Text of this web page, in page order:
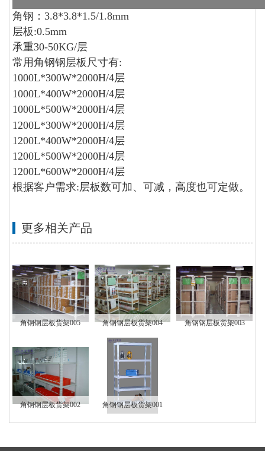
角钢：3.8*3.8*1.5/1.8mm
层板:0.5mm
承重30-50KG/层
常用角钢钢层板尺寸有:
1000L*300W*2000H/4层
1000L*400W*2000H/4层
1000L*500W*2000H/4层
1200L*300W*2000H/4层
1200L*400W*2000H/4层
1200L*500W*2000H/4层
1200L*600W*2000H/4层
根据客户需求:层板数可加、可减，高度也可定做。
更多相关产品
角钢钢层板货架005 角钢钢层板货架004 角钢钢层板货架003
角钢钢层板货架002 角钢钢层板货架001